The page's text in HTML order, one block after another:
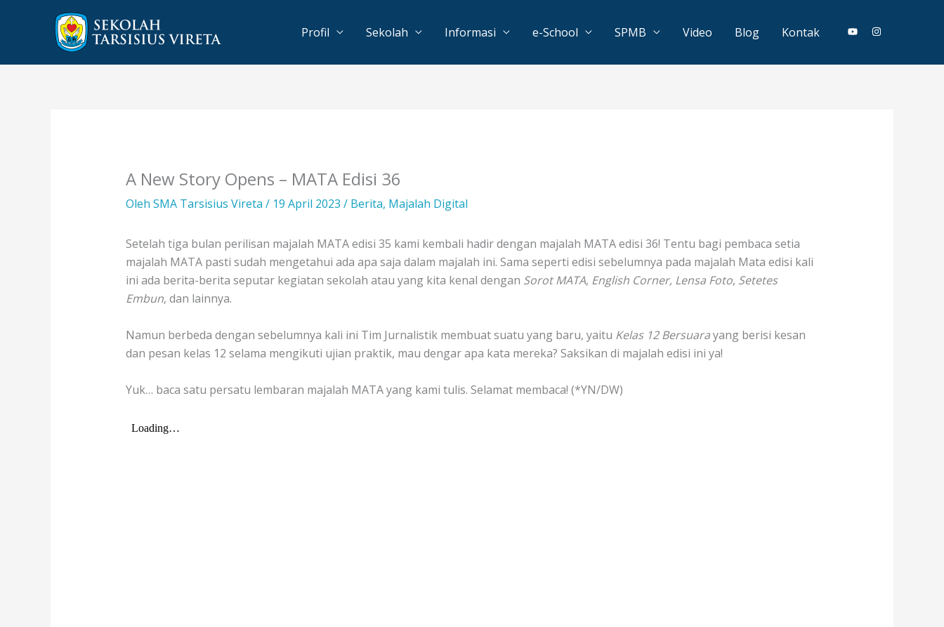
Profil Sekolah Informasi e-School SPMB Video Blog Kontak
A New Story Opens – MATA Edisi 36
Oleh SMA Tarsisius Vireta / 19 April 2023 / Berita, Majalah Digital
Setelah tiga bulan perilisan majalah MATA edisi 35 kami kembali hadir dengan majalah MATA edisi 36! Tentu bagi pembaca setia
majalah MATA pasti sudah mengetahui ada apa saja dalam majalah ini. Sama seperti edisi sebelumnya pada majalah Mata edisi kali
ini ada berita-berita seputar kegiatan sekolah atau yang kita kenal dengan Sorot MATA, English Corner, Lensa Foto, Setetes
Embun, dan lainnya.
Namun berbeda dengan sebelumnya kali ini Tim Jurnalistik membuat suatu yang baru, yaitu Kelas 12 Bersuarayang berisi kesan
dan pesan kelas 12 selama mengikuti ujian praktik, mau dengar apa kata mereka? Saksikan di majalah edisi ini ya!
Yuk… baca satu persatu lembaran majalah MATA yang kami tulis. Selamat membaca! (*YN/DW)